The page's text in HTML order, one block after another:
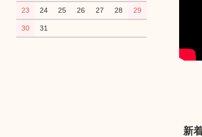
23 24 25 26 27 28 29
30 31
新